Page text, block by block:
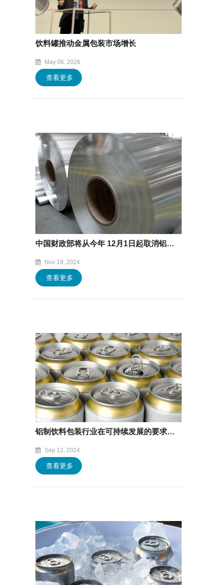
饮料罐推动金属包装市场增长
May 06, 2026
查看更多
中国财政部将从今年 12月1日起取消铝产品的出口退税
Nov 19, 2024
查看更多
铝制饮料包装行业在可持续发展的要求下全球扩张
Sep 12, 2024
查看更多